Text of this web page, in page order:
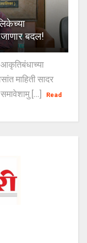
बदल!
माहिती सादर
[...]
Read